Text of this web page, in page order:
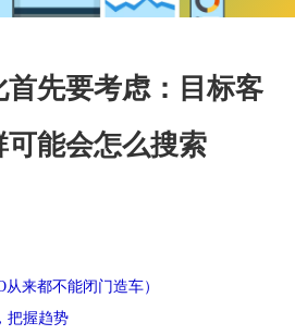
会没有成功的网络营销
首先要考虑：目标客
可能会怎么搜索
来都不能闭门造车）
把握趋势